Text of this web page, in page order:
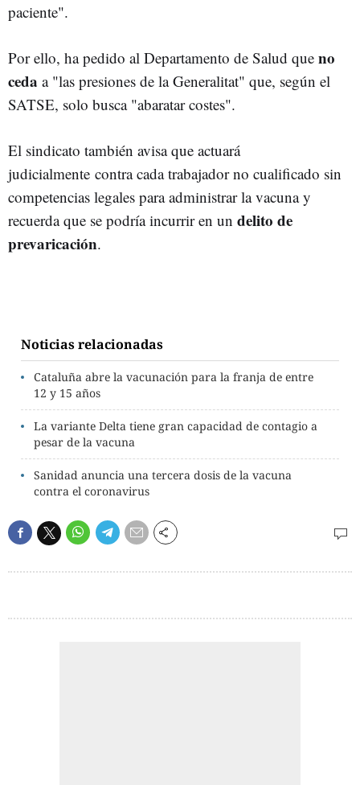
paciente".
Por ello, ha pedido al Departamento de Salud que no
ceda a "las presiones de la Generalitat" que, según el
SATSE, solo busca "abaratar costes".
El sindicato también avisa que actuará
judicialmente contra cada trabajador no cualificado sin
competencias legales para administrar la vacuna y
recuerda que se podría incurrir en un delito de
prevaricación.
Noticias relacionadas
Cataluña abre la vacunación para la franja de entre
12 y 15 años
La variante Delta tiene gran capacidad de contagio a
pesar de la vacuna
Sanidad anuncia una tercera dosis de la vacuna
contra el coronavirus